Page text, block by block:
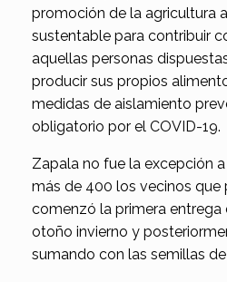
promoción de la agricultura
sustentable para contribuir
aquellas personas
producir sus propios
medidas de aislamiento
obligatorio por el COVID-19.
Zapala no fue la excepción
más de 400 los vecinos que
comenzó la primera entrega
otoño invierno y
sumando con las semillas